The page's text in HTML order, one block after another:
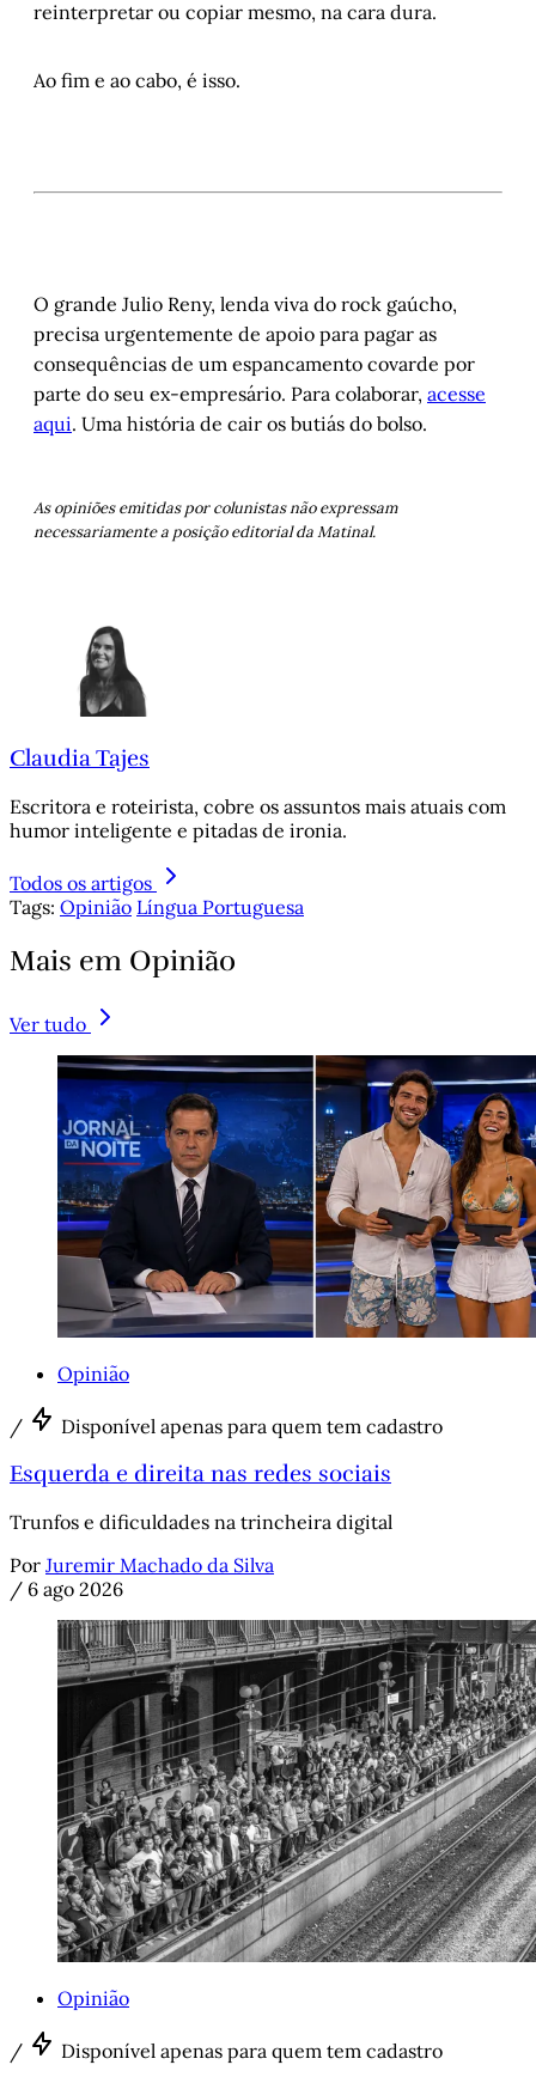
reinterpretar ou copiar mesmo, na cara dura.
Ao fim e ao cabo, é isso.
O grande Julio Reny, lenda viva do rock gaúcho,
precisa urgentemente de apoio para pagar as
consequências de um espancamento covarde por
parte do seu ex-empresário. Para colaborar, acesse
aqui. Uma história de cair os butiás do bolso.
As opiniões emitidas por colunistas não expressam
necessariamente a posição editorial da Matinal.
Claudia Tajes
Escritora e roteirista, cobre os assuntos mais atuais com
humor inteligente e pitadas de ironia.
Todos os artigos
Tags: Opinião Língua Portuguesa
Mais em Opinião
Ver tudo
Opinião
/ Disponível apenas para quem tem cadastro
Esquerda e direita nas redes sociais
Trunfos e dificuldades na trincheira digital
Por Juremir Machado da Silva
/ 6 ago 2026
Opinião
/ Disponível apenas para quem tem cadastro